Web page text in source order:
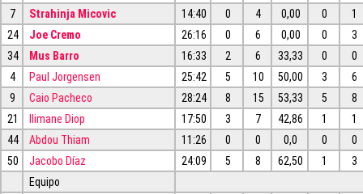
7
Strahinja Micovic 14:40 0 4 0,00 0
1
24
Joe Cremo 26:16 0 6 0,00 0
3
34
Mus Barro 16:33 2 6 33,33 0
0
4
Paul Jorgensen 25:42 5 10 50,00 3
6
9
Caio Pacheco 28:24 8 15 53,33 5
8
21
Ilimane Diop 17:50 3 7 42,86 1
1
44
Abdou Thiam 11:26 0 0 0,0 0
0
50
Jacobo Díaz 24:09 5 8 62,50 1
3
Equipo